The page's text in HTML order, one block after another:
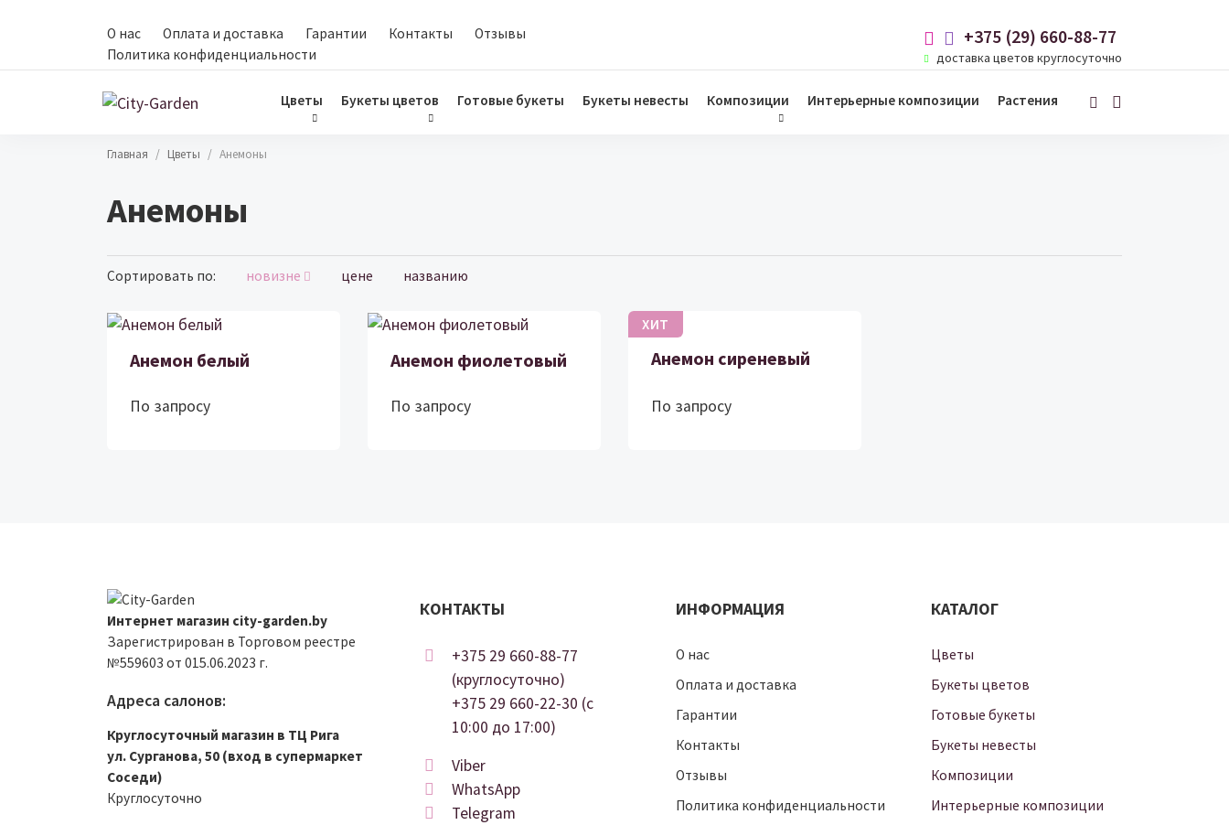
О нас Оплата и доставка Гарантии Контакты
Отзывы
Политика конфиденциальности
+375 (29) 660-88-77
доставка цветов круглосуточно
Цветы Букеты цветов Готовые букеты Букеты невесты Композиции Интерьерные композиции Растения
Строка навигации
Главная Цветы Анемоны
Анемоны
Сортировать по: новизне Сортировать по возрастанию
цене названию
Анемон белый
По запросу
Анемон фиолетовый
По запросу
ХИТ
Анемон сиреневый
По запросу
Интернет магазин city-garden.by
Зарегистрирован в Торговом реестре
№559603 от 015.06.2023 г.
Адреса салонов:
Круглосуточный магазин в ТЦ Рига
ул. Сурганова, 50 (вход в супермаркет
Соседи)
Круглосуточно
КОНТАКТЫ
+375 29 660-88-77
(круглосуточно)
+375 29 660-22-30 (c
10:00 до 17:00)
Viber
WhatsApp
Telegram
ИНФОРМАЦИЯ
О нас
Оплата и доставка
Гарантии
Контакты
Отзывы
Политика конфиденциальности
КАТАЛОГ
Цветы
Букеты цветов
Готовые букеты
Букеты невесты
Композиции
Интерьерные композиции